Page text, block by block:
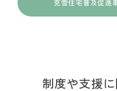
克雪住宅普及促進
制度や支援